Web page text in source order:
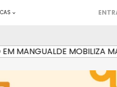
MOBILIZA MAIS